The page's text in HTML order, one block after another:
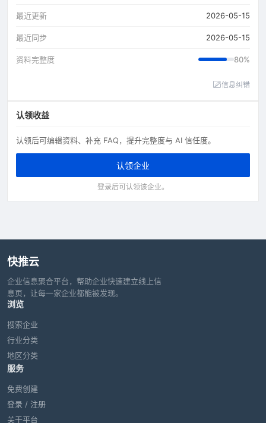
最近更新 2026-05-15
最近同步 2026-05-15
资料完整度 80%
信息纠错
认领收益
认领后可编辑资料、补充 FAQ，提升完整度与 AI 信任度。
认领企业
登录后可认领该企业。
快推云
企业信息聚合平台，帮助企业快速建立线上信
息页，让每一家企业都能被发现。
浏览
搜索企业
行业分类
地区分类
服务
免费创建
登录 / 注册
关于平台